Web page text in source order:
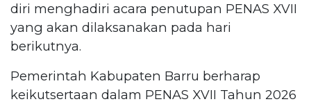
diri menghadiri acara penutupan PENAS XVII
yang akan dilaksanakan pada hari
berikutnya.
Pemerintah Kabupaten Barru berharap
keikutsertaan dalam PENAS XVII Tahun 2026